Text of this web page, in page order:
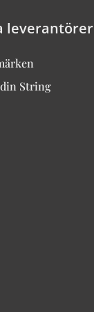
leverantörer
String